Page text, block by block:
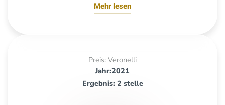
Mehr lesen
Preis: Veronelli
Jahr:2021
Ergebnis: 2 stelle